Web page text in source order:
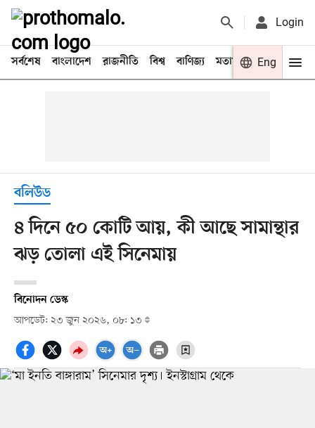
Login
সর্বশেষ বাংলাদেশ রাজনীতি বিশ্ব বাণিজ্য মতামত খেলা
Eng
বলিউড
৪ দিনে ৫০ কোটি আয়, কী আছে সামান্থার
ঝড় তোলা এই সিনেমায়
বিনোদন ডেস্ক
আপডেট: ২৩ জুন ২০২৬, ০৮: ১৩